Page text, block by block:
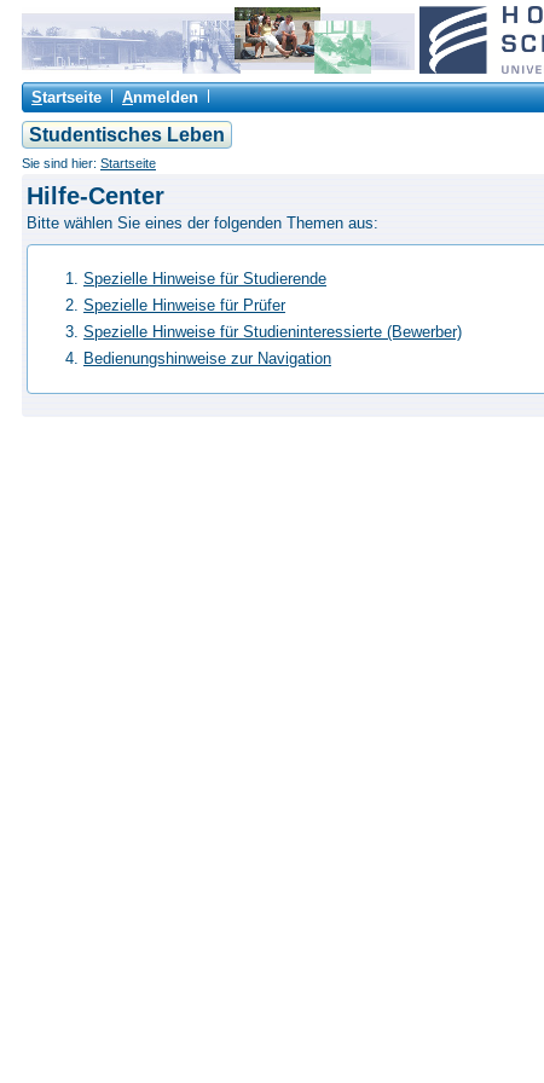
Startseite Anmelden
Studentisches Leben
Sie sind hier: Startseite
Hilfe-Center
Bitte wählen Sie eines der folgenden Themen aus:
Spezielle Hinweise für Studierende
Spezielle Hinweise für Prüfer
Spezielle Hinweise für Studieninteressierte (Bewerber)
Bedienungshinweise zur Navigation